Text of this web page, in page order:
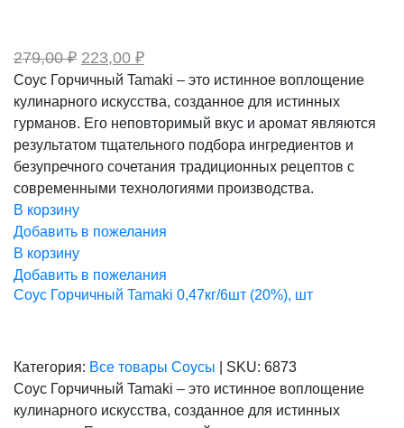
279,00₽ Первоначальная
составляла
279,00 ₽.
223,00 ₽Текущая
цена:
223,00 ₽.
Соус Горчичный Tamaki – это истинное воплощение
кулинарного искусства, созданное для истинных
гурманов. Его неповторимый вкус и аромат являются
результатом тщательного подбора ингредиентов и
безупречного сочетания традиционных рецептов с
современными технологиями производства.
В корзину
Добавить в пожелания
В корзину
Добавить в пожелания
Соус Горчичный Tamaki 0,47кг/6шт (20%), шт
Категория: Все товары Соусы SKU: 6873
Соус Горчичный Tamaki – это истинное воплощение
кулинарного искусства, созданное для истинных